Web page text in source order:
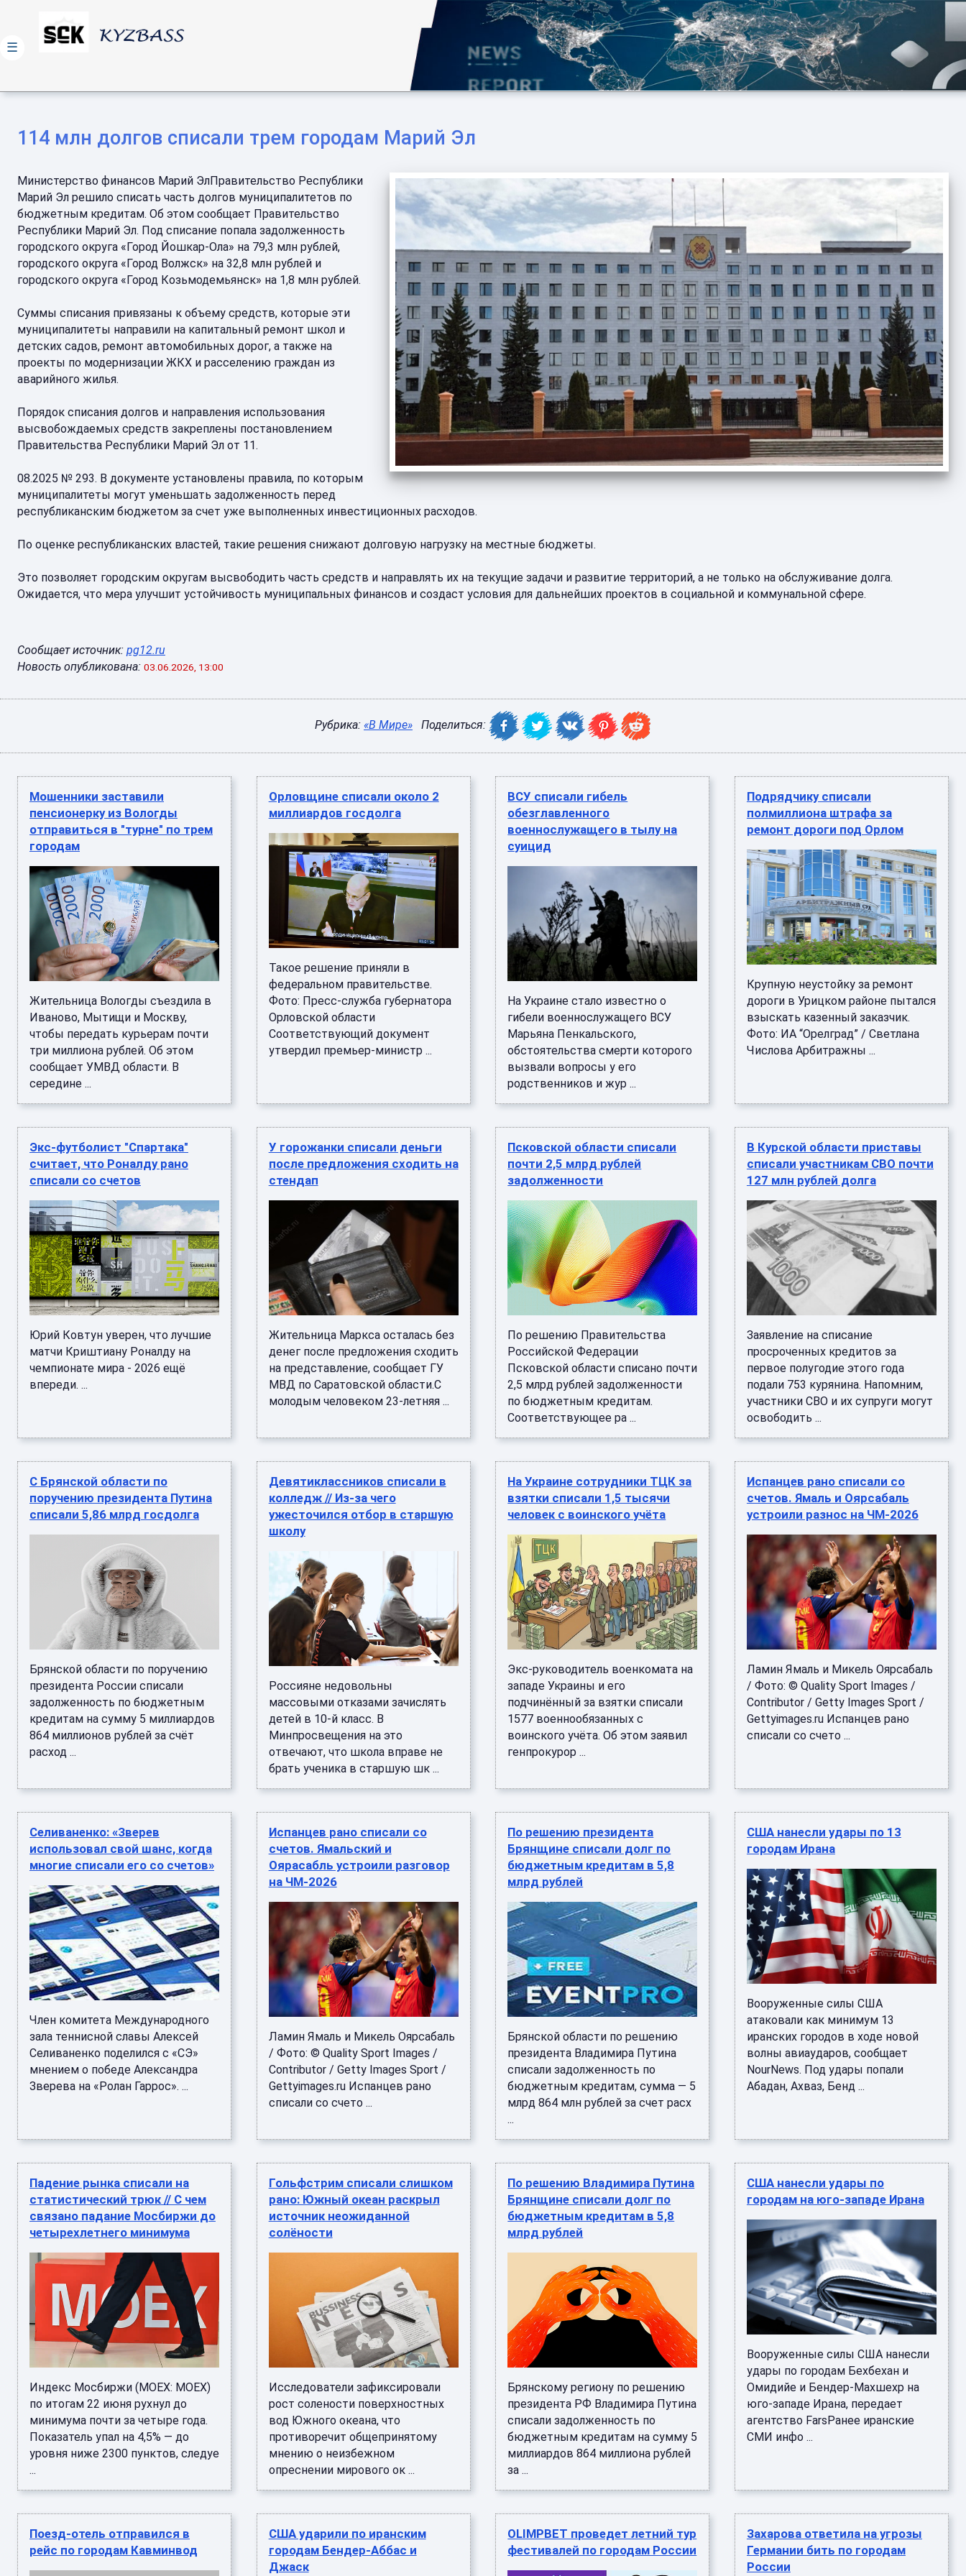
114 млн долгов списали трем городам Марий Эл
Министерство финансов Марий ЭлПравительство Республики
Марий Эл решило списать часть долгов муниципалитетов по
бюджетным кредитам. Об этом сообщает Правительство
Республики Марий Эл. Под списание попала задолженность
городского округа «Город Йошкар-Ола» на 79,3 млн рублей,
городского округа «Город Волжск» на 32,8 млн рублей и
городского округа «Город Козьмодемьянск» на 1,8 млн рублей.
Суммы списания привязаны к объему средств, которые эти
муниципалитеты направили на капитальный ремонт школ и
детских садов, ремонт автомобильных дорог, а также на
проекты по модернизации ЖКХ и расселению граждан из
аварийного жилья.
Порядок списания долгов и направления использования
высвобождаемых средств закреплены постановлением
Правительства Республики Марий Эл от 11.
08.2025 № 293. В документе установлены правила, по которым
муниципалитеты могут уменьшать задолженность перед
республиканским бюджетом за счет уже выполненных инвестиционных расходов.
По оценке республиканских властей, такие решения снижают долговую нагрузку на местные бюджеты.
Это позволяет городским округам высвободить часть средств и направлять их на текущие задачи и развитие территорий, а не только на обслуживание долга.
Ожидается, что мера улучшит устойчивость муниципальных финансов и создаст условия для дальнейших проектов в социальной и коммунальной сфере.
Сообщает источник: pg12.ru
Новость опубликована: 03.06.2026, 13:00
Рубрика: «В Мире» Поделиться:
Мошенники заставили
пенсионерку из Вологды
отправиться в "турне" по трем
городам
Жительница Вологды съездила в
Иваново, Мытищи и Москву,
чтобы передать курьерам почти
три миллиона рублей. Об этом
сообщает УМВД области. В
середине ...
Орловщине списали около 2
миллиардов госдолга
Такое решение приняли в
федеральном правительстве.
Фото: Пресс-служба губернатора
Орловской области
Соответствующий документ
утвердил премьер-министр ...
ВСУ списали гибель
обезглавленного
военнослужащего в тылу на
суицид
На Украине стало известно о
гибели военнослужащего ВСУ
Марьяна Пенкальского,
обстоятельства смерти которого
вызвали вопросы у его
родственников и жур ...
Подрядчику списали
полмиллиона штрафа за
ремонт дороги под Орлом
Крупную неустойку за ремонт
дороги в Урицком районе пытался
взыскать казенный заказчик.
Фото: ИА “Орелград” / Светлана
Числова Арбитражны ...
Экс-футболист "Спартака"
считает, что Роналду рано
списали со счетов
Юрий Ковтун уверен, что лучшие
матчи Криштиану Роналду на
чемпионате мира - 2026 ещё
впереди. ...
У горожанки списали деньги
после предложения сходить на
стендап
Жительница Маркса осталась без
денег после предложения сходить
на представление, сообщает ГУ
МВД по Саратовской области.С
молодым человеком 23-летняя ...
Псковской области списали
почти 2,5 млрд рублей
задолженности
По решению Правительства
Российской Федерации
Псковской области списано почти
2,5 млрд рублей задолженности
по бюджетным кредитам.
Соответствующее ра ...
В Курской области приставы
списали участникам СВО почти
127 млн рублей долга
Заявление на списание
просроченных кредитов за
первое полугодие этого года
подали 753 курянина. Напомним,
участники СВО и их супруги могут
освободить ...
С Брянской области по
поручению президента Путина
списали 5,86 млрд госдолга
Брянской области по поручению
президента России списали
задолженность по бюджетным
кредитам на сумму 5 миллиардов
864 миллионов рублей за счёт
расход ...
Девятиклассников списали в
колледж // Из-за чего
ужесточился отбор в старшую
школу
Россияне недовольны
массовыми отказами зачислять
детей в 10-й класс. В
Минпросвещения на это
отвечают, что школа вправе не
брать ученика в старшую шк ...
На Украине сотрудники ТЦК за
взятки списали 1,5 тысячи
человек с воинского учёта
Экс-руководитель военкомата на
западе Украины и его
подчинённый за взятки списали
1577 военнообязанных с
воинского учёта. Об этом заявил
генпрокурор ...
Испанцев рано списали со
счетов. Ямаль и Оярсабаль
устроили разнос на ЧМ-2026
Ламин Ямаль и Микель Оярсабаль
/ Фото: © Quality Sport Images /
Contributor / Getty Images Sport /
Gettyimages.ru Испанцев рано
списали со счето ...
Селиваненко: «Зверев
использовал свой шанс, когда
многие списали его со счетов»
Член комитета Международного
зала теннисной славы Алексей
Селиваненко поделился с «СЭ»
мнением о победе Александра
Зверева на «Ролан Гаррос». ...
Испанцев рано списали со
счетов. Ямальский и
Оярасабль устроили разговор
на ЧМ-2026
Ламин Ямаль и Микель Оярсабаль
/ Фото: © Quality Sport Images /
Contributor / Getty Images Sport /
Gettyimages.ru Испанцев рано
списали со счето ...
По решению президента
Брянщине списали долг по
бюджетным кредитам в 5,8
млрд рублей
Брянской области по решению
президента Владимира Путина
списали задолженность по
бюджетным кредитам, сумма — 5
млрд 864 млн рублей за счет расх
...
США нанесли удары по 13
городам Ирана
Вооруженные силы США
атаковали как минимум 13
иранских городов в ходе новой
волны авиаударов, сообщает
NourNews. Под удары попали
Абадан, Ахваз, Бенд ...
Падение рынка списали на
статистический трюк // С чем
связано падание Мосбиржи до
четырехлетнего минимума
Индекс Мосбиржи (MOEX: MOEX)
по итогам 22 июня рухнул до
минимума почти за четыре года.
Показатель упал на 4,5% — до
уровня ниже 2300 пунктов, следуе
...
Гольфстрим списали слишком
рано: Южный океан раскрыл
источник неожиданной
солёности
Исследователи зафиксировали
рост солености поверхностных
вод Южного океана, что
противоречит общепринятому
мнению о неизбежном
опреснении мирового ок ...
По решению Владимира Путина
Брянщине списали долг по
бюджетным кредитам в 5,8
млрд рублей
Брянскому региону по решению
президента РФ Владимира Путина
списали задолженность по
бюджетным кредитам на сумму 5
миллиардов 864 миллиона рублей
за ...
США нанесли удары по
городам на юго-западе Ирана
Вооруженные силы США нанесли
удары по городам Бехбехан и
Омидийе и Бендер-Махшехр на
юго-западе Ирана, передает
агентство FarsРанее иранские
СМИ инфо ...
Поезд-отель отправился в
рейс по городам Кавминвод
США ударили по иранским
городам Бендер-Аббас и
Джаск
OLIMPBET проведет летний тур
фестивалей по городам России
Захарова ответила на угрозы
Германии бить по городам
России
☰